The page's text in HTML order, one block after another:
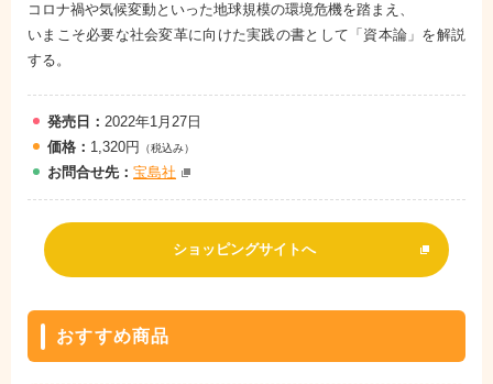
コロナ禍や気候変動といった地球規模の環境危機を踏まえ、
いまこそ必要な社会変革に向けた実践の書として「資本論」を解説
する。
発売日： 2022年1月27日
価格： 1,320円 （税込み）
お問合せ先： 宝島社
ショッピングサイトへ
おすすめ商品